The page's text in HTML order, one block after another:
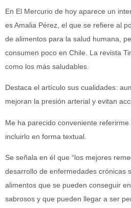
En El Mercurio de hoy aparece un
es Amalia Pérez, el que se refiere al
de alimentos para la salud humana,
consumen poco en Chile. La revista
como los más saludables.
Destaca el artículo sus cualidades:
mejoran la presión arterial y evitan
Me ha parecido conveniente
incluirlo en forma textual.
Se señala en él que “los mejores
desarrollo de enfermedades crónicas
alimentos que se pueden conseguir
sabrosos y que pueden llegar a ser